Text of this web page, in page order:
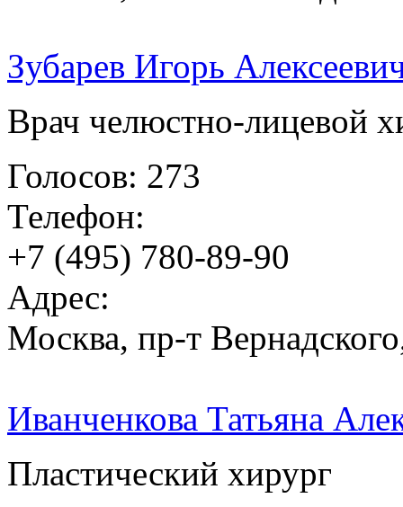
Зубарев Игорь
Врач челюстно-лицевой
Голосов: 273
Телефон:
+7 (495) 780-89-90
Адрес:
Москва, пр-т
Иванченкова Татьяна
Пластический хирург